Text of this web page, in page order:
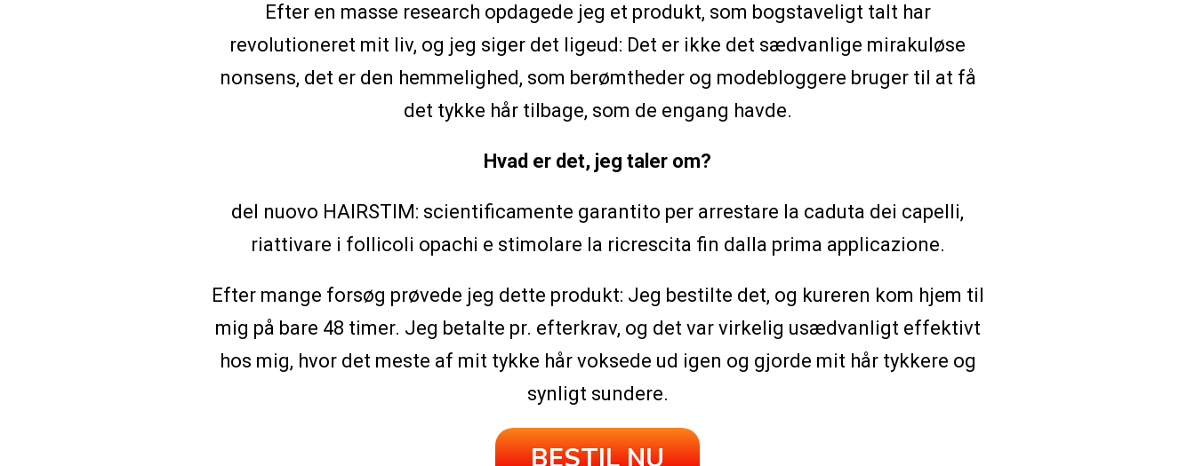
Efter en masse research opdagede jeg et produkt, som bogstaveligt talt har
revolutioneret mit liv, og jeg siger det ligeud: Det er ikke det sædvanlige mirakuløse
nonsens, det er den hemmelighed, som berømtheder og modebloggere bruger til at få
det tykke hår tilbage, som de engang havde.
Hvad er det, jeg taler om?
del nuovo HAIRSTIM: scientificamente garantito per arrestare la caduta dei capelli,
riattivare i follicoli opachi e stimolare la ricrescita fin dalla prima applicazione.
Efter mange forsøg prøvede jeg dette produkt: Jeg bestilte det, og kureren kom hjem til
mig på bare 48 timer. Jeg betalte pr. efterkrav, og det var virkelig usædvanligt effektivt
hos mig, hvor det meste af mit tykke hår voksede ud igen og gjorde mit hår tykkere og
synligt sundere.
BESTIL NU